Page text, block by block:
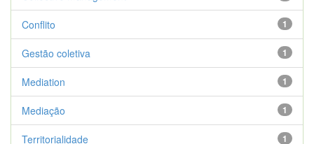
1
Conflito
1
Gestão coletiva
1
Mediation
1
Mediação
1
Territorialidade